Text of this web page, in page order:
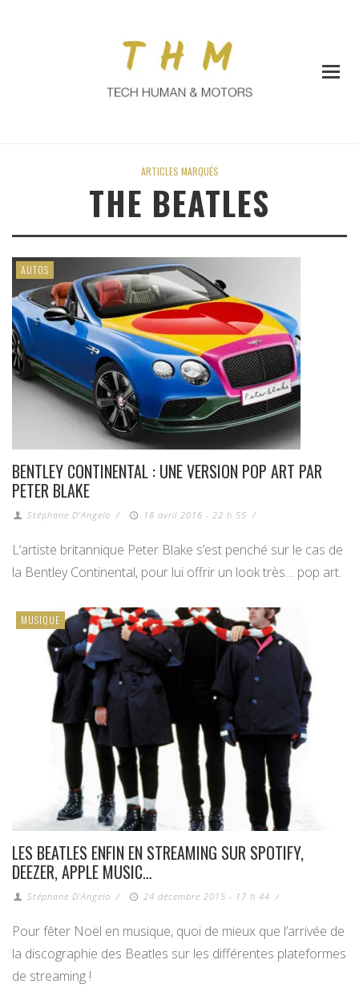
ARTICLES MARQUÉS
THE BEATLES
AUTOS
BENTLEY CONTINENTAL : UNE VERSION POP ART PAR
PETER BLAKE
Stéphane D'Angelo / 18 avril 2016 - 22 h 55 /
L’artiste britannique Peter Blake s’est penché sur le cas de
la Bentley Continental, pour lui offrir un look très… pop art.
MUSIQUE
LES BEATLES ENFIN EN STREAMING SUR SPOTIFY,
DEEZER, APPLE MUSIC…
Stéphane D'Angelo / 24 décembre 2015 - 17 h 44 /
Pour fêter Noël en musique, quoi de mieux que l’arrivée de
la discographie des Beatles sur les différentes plateformes
de streaming !